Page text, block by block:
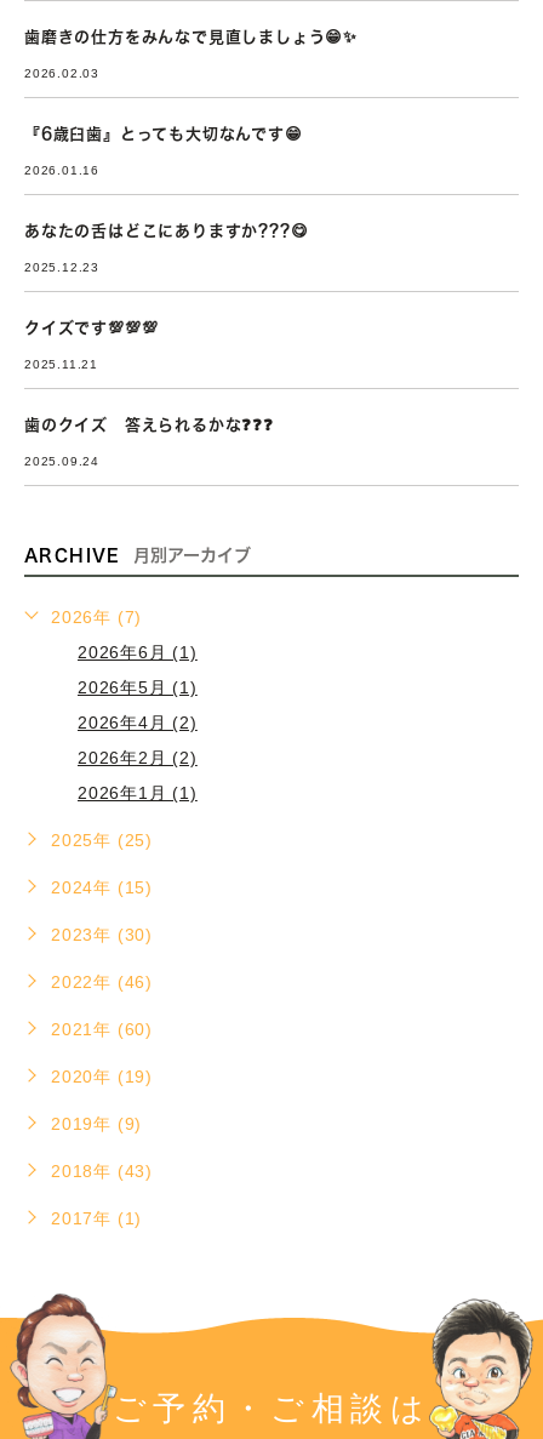
歯磨きの仕方をみんなで見直しましょう😁✨
2026.02.03
『6歳臼歯』とっても大切なんです😁
2026.01.16
あなたの舌はどこにありますか???😋
2025.12.23
クイズです💯💯💯
2025.11.21
歯のクイズ 答えられるかな❓❓❓
2025.09.24
ARCHIVE 月別アーカイブ
2026年 (7)
2026年6月 (1)
2026年5月 (1)
2026年4月 (2)
2026年2月 (2)
2026年1月 (1)
2025年 (25)
2024年 (15)
2023年 (30)
2022年 (46)
2021年 (60)
2020年 (19)
2019年 (9)
2018年 (43)
2017年 (1)
ご予約・ご相談は